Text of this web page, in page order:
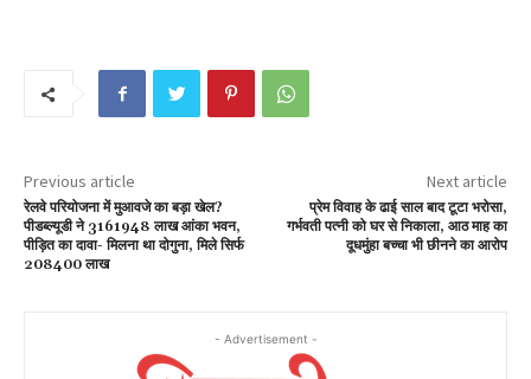
Previous article
रेलवे परियोजना में मुआवजे का बड़ा खेल?
पीडब्ल्यूडी ने 3161948 लाख आंका भवन,
पीड़ित का दावा- मिलना था दोगुना, मिले सिर्फ
208400 लाख
Next article
प्रेम विवाह के ढाई साल बाद टूटा भरोसा,
गर्भवती पत्नी को घर से निकाला, आठ माह का
दूधमुंहा बच्चा भी छीनने का आरोप
- Advertisement -